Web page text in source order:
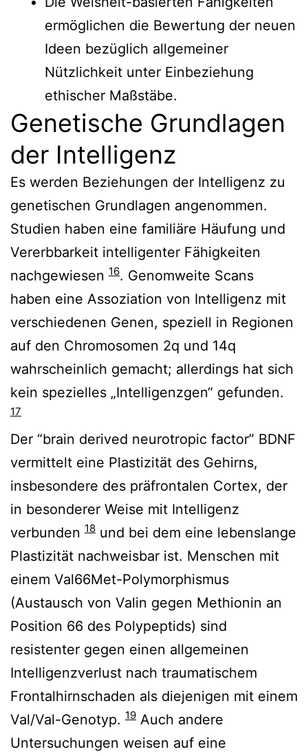
ermöglichen die Bewertung der neuen
Ideen bezüglich allgemeiner
Nützlichkeit unter Einbeziehung
ethischer Maßstäbe.
Genetische Grundlagen
der Intelligenz
Es werden Beziehungen der Intelligenz zu
genetischen Grundlagen angenommen.
Studien haben eine familiäre Häufung und
Vererbbarkeit intelligenter Fähigkeiten
nachgewiesen 16. Genomweite Scans
haben eine Assoziation von Intelligenz mit
verschiedenen Genen, speziell in Regionen
auf den Chromosomen 2q und 14q
wahrscheinlich gemacht; allerdings hat sich
kein spezielles „Intelligenzgen“ gefunden.
17
Der “brain derived neurotropic factor” BDNF
vermittelt eine Plastizität des Gehirns,
insbesondere des präfrontalen Cortex, der
in besonderer Weise mit Intelligenz
verbunden 18 und bei dem eine lebenslange
Plastizität nachweisbar ist. Menschen mit
einem Val66Met-Polymorphismus
(Austausch von Valin gegen Methionin an
Position 66 des Polypeptids) sind
resistenter gegen einen allgemeinen
Intelligenzverlust nach traumatischem
Frontalhirnschaden als diejenigen mit einem
Val/Val-Genotyp. 19 Auch andere
Untersuchungen weisen auf eine